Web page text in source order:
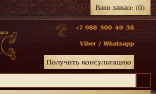
Ваш заказ:(0)
+7 988 500 49 38
Viber / Whatsapp
Получить консультацию